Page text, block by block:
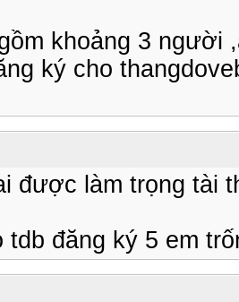
khoảng 3 người
ký cho
được làm trọng tài
đăng ký 5 em